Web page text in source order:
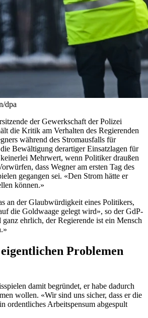
dpa
der Gewerkschaft der Polizei
die Kritik am Verhalten des Regierenden
während des Stromausfalls für
Bewältigung derartiger Einsatzlagen für
Mehrwert, wenn Politiker draußen
dass Wegner am ersten Tag des
gegangen sei. «Den Strom hätte er
können.»
an der Glaubwürdigkeit eines Politikers,
die Goldwaage gelegt wird», so der GdP-
ehrlich, der Regierende ist ein Mensch
Problemen
damit begründet, er habe dadurch
wollen. «Wir sind uns sicher, dass er die
ordentliches Arbeitspensum abgespult